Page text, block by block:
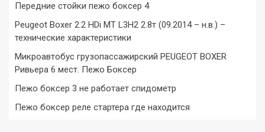
Передние стойки пежо боксер 4
Peugeot Boxer 2.2 HDi MT L3H2 2.8т (09.2014 – н.в.) –
технические характеристики
Микроавтобус грузопассажирский PEUGEOT BOXER
Ривьера 6 мест. Пежо Боксер
Пежо боксер 3 не работает спидометр
Пежо боксер реле стартера где находится